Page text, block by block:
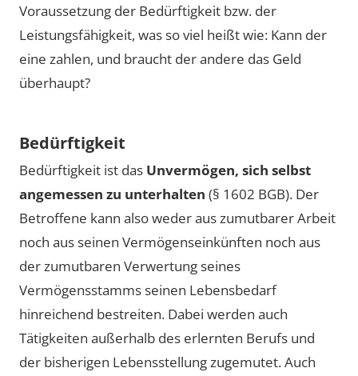
Voraussetzung der Bedürftigkeit bzw. der
Leistungsfähigkeit, was so viel heißt wie: Kann der
eine zahlen, und braucht der andere das Geld
überhaupt?
Bedürftigkeit
Bedürftigkeit ist das Unvermögen, sich selbst
angemessen zu unterhalten (§ 1602 BGB). Der
Betroffene kann also weder aus zumutbarer Arbeit
noch aus seinen Vermögenseinkünften noch aus
der zumutbaren Verwertung seines
Vermögensstamms seinen Lebensbedarf
hinreichend bestreiten. Dabei werden auch
Tätigkeiten außerhalb des erlernten Berufs und
der bisherigen Lebensstellung zugemutet. Auch